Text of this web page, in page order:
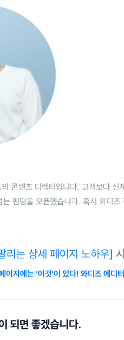
콘텐츠 디렉터입니다. 고객보다
펀딩을 오픈했습니다. 혹시 와디
리는 상세 페이지 노하우]
이지에는 '이것'이 있다! 와디즈 에디
되면 좋겠습니다.